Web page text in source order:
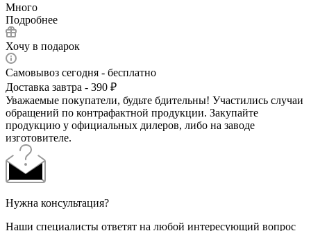
Много
Подробнее
Хочу в подарок
Самовывоз сегодня - бесплатно
Доставка завтра - 390 ₽
Уважаемые покупатели, будьте бдительны! Участились случаи
обращений по контрафактной продукции. Закупайте
продукцию у официальных дилеров, либо на заводе
изготовителе.
Нужна консультация?
Наши специалисты ответят на любой интересующий вопрос